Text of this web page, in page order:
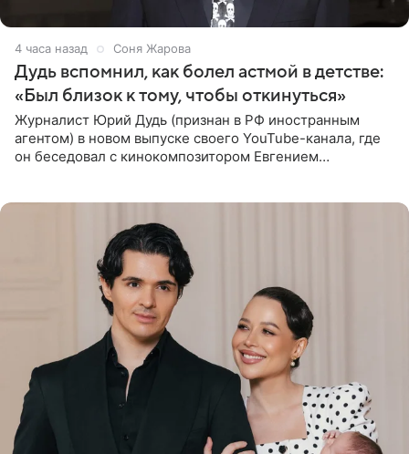
4 часа назад Соня Жарова
Дудь вспомнил, как болел астмой в детстве:
«Был близок к тому, чтобы откинуться»
Журналист Юрий Дудь (признан в РФ иностранным
агентом) в новом выпуске своего YouTube-канала, где
он беседовал с кинокомпозитором Евгением